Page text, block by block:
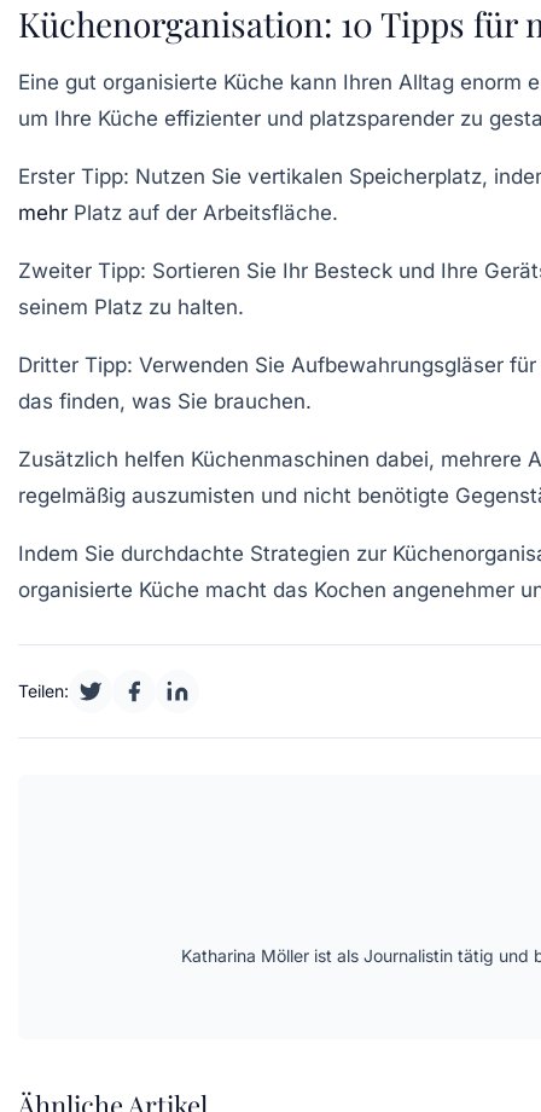
Küchenorganisation: 10 Tipps für
Eine gut organisierte Küche kann Ihren Alltag
um Ihre Küche effizienter und platzsparender zu
Erster Tipp: Nutzen Sie vertikalen Speicherplatz,
mehr Platz auf der Arbeitsfläche.
Zweiter Tipp: Sortieren Sie Ihr Besteck und Ihre
seinem Platz zu halten.
Dritter Tipp: Verwenden Sie Aufbewahrungsgläser für
das finden, was Sie brauchen.
Zusätzlich helfen Küchenmaschinen dabei, mehrere
regelmäßig auszumisten und nicht benötigte
Indem Sie durchdachte Strategien zur
organisierte Küche macht das Kochen angenehmer
Teilen:
Katharina Möller ist als Journalistin tätig